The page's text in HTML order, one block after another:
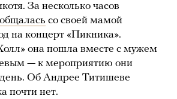
За несколько часов
общалась со своей мамой
на концерт «Пикника».
она пошла вместе с мужем
— к мероприятию они
день. Об Андрее Титишеве
почти нет.